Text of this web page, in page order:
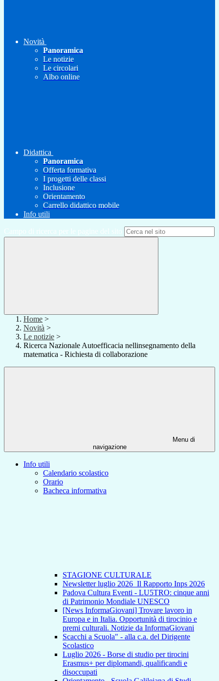
Novità
Panoramica
Le notizie
Le circolari
Albo online
Didattica
Panoramica
Offerta formativa
I progetti delle classi
Inclusione
Orientamento
Carrello didattico mobile
Info utili
Campo di ricerca per le pagine del sito
Home >
Novità >
Le notizie >
Ricerca Nazionale Autoefficacia nellinsegnamento della
matematica - Richiesta di collaborazione
Menu di
navigazione
Info utili
Calendario scolastico
Orario
Bacheca informativa
STAGIONE CULTURALE
Newsletter luglio 2026_Il Rapporto Inps 2026
Padova Cultura Eventi - LU5TRO: cinque anni
di Patrimonio Mondiale UNESCO
[News InformaGiovani] Trovare lavoro in
Europa e in Italia. Opportunità di tirocinio e
premi culturali. Notizie da InformaGiovani
Scacchi a Scuola" - alla c.a. del Dirigente
Scolastico
Luglio 2026 - Borse di studio per tirocini
Erasmus+ per diplomandi, qualificandi e
disoccupati